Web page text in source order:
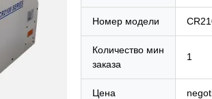
Номер модели
Количество мин
заказа
1
Цена